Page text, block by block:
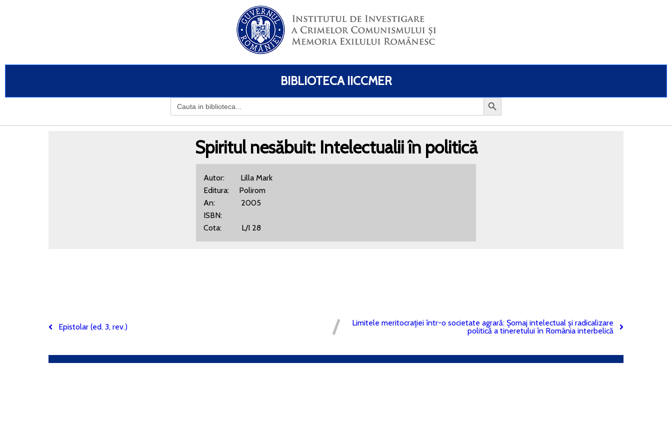
BIBLIOTECA IICCMER
Search
for:
Spiritul nesăbuit: Intelectualii în politică
Autor: Lilla Mark
Editura: Polirom
An: 2005
ISBN:
Cota: L/I 28
Epistolar (ed. 3, rev.)
Limitele meritocrației într-o societate agrară: Șomaj intelectual și radicalizare
politică a tineretului în România interbelică